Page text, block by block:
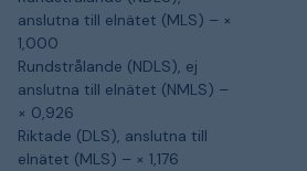
anslutna till elnätet (MLS) – ×
1,000
Rundstrålande (NDLS), ej
anslutna till elnätet (NMLS) –
× 0,926
Riktade (DLS), anslutna till
elnätet (MLS) – × 1,176